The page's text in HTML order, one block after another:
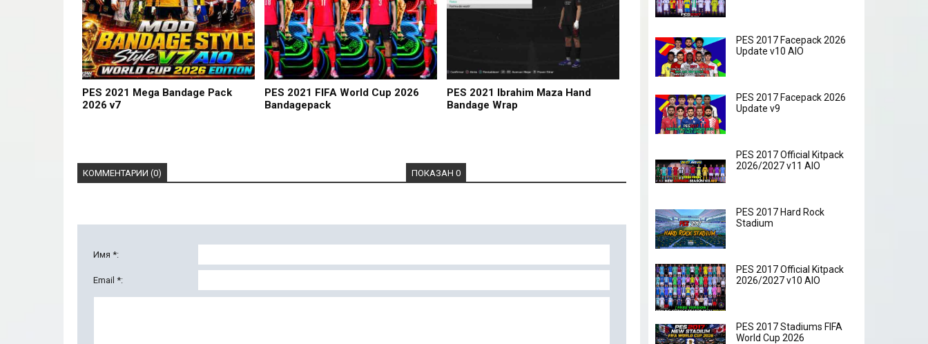
PES 2021 Mega Bandage Pack
2026 v7
PES 2021 FIFA World Cup 2026
Bandagepack
PES 2021 Ibrahim Maza Hand
Bandage Wrap
КОММЕНТАРИИ (0) ПОКАЗАН 0
Имя *:
Email *:
PES 2017 Facepack 2026
Update v10 AIO
PES 2017 Facepack 2026
Update v9
PES 2017 Official Kitpack
2026/2027 v11 AIO
PES 2017 Hard Rock
Stadium
PES 2017 Official Kitpack
2026/2027 v10 AIO
PES 2017 Stadiums FIFA
World Cup 2026